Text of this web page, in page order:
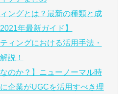
ングとは？最新の種類と成
年最新ガイド】
ィングにおける活用手法・
説！
のか？】ニューノーマル時
企業がUGCを活用すべき理